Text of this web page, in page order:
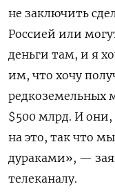
не заключить
Россией или
деньги там, и я
им, что хочу
редкоземельных
$500 млрд. И они,
на это, так что
дураками», —
телеканалу.